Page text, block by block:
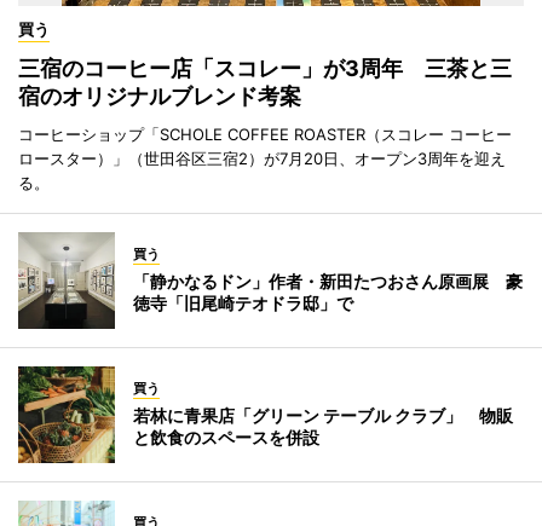
買う
三宿のコーヒー店「スコレー」が3周年 三茶と三
宿のオリジナルブレンド考案
コーヒーショップ「SCHOLE COFFEE ROASTER（スコレー コーヒー
ロースター）」（世田谷区三宿2）が7月20日、オープン3周年を迎え
る。
買う
「静かなるドン」作者・新田たつおさん原画展 豪
徳寺「旧尾崎テオドラ邸」で
買う
若林に青果店「グリーン テーブル クラブ」 物販
と飲食のスペースを併設
買う